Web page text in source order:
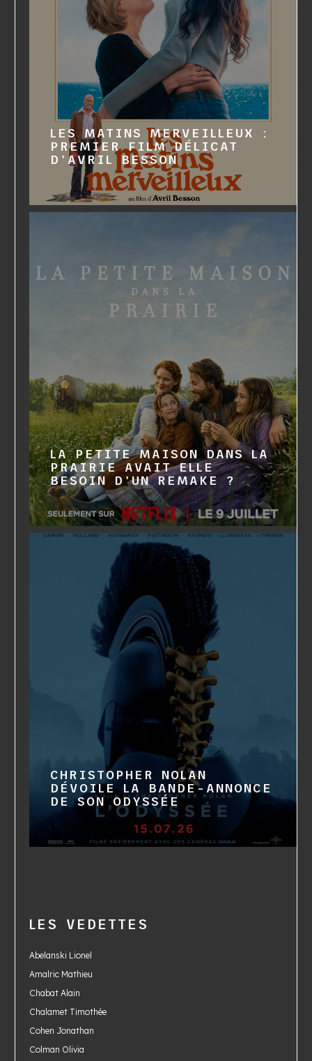
LES MATINS MERVEILLEUX :
PREMIER FILM DÉLICAT
D'AVRIL BESSON
LA PETITE MAISON DANS LA
PRAIRIE AVAIT ELLE
BESOIN D'UN REMAKE ?
CHRISTOPHER NOLAN
DÉVOILE LA BANDE-ANNONCE
DE SON ODYSSÉE
LES VEDETTES
Abelanski Lionel
Amalric Mathieu
Chabat Alain
Chalamet Timothée
Cohen Jonathan
Colman Olivia